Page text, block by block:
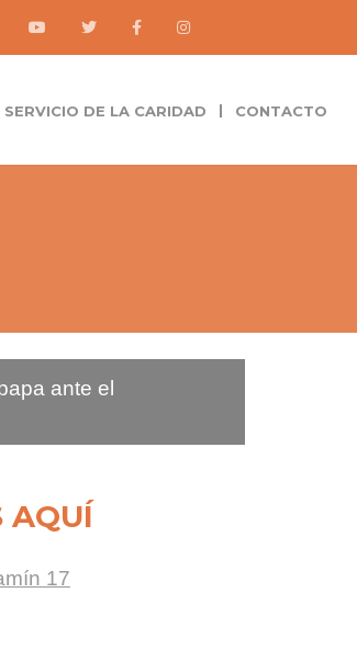
SERVICIO DE LA CARIDAD CONTACTO
ante el
AQUÍ
17